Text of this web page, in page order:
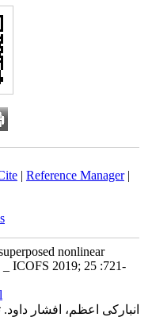
|Reference Manager
nonlinear
_ ICOFS 2019; 25 :721-
انبارکی اعظم، افشار